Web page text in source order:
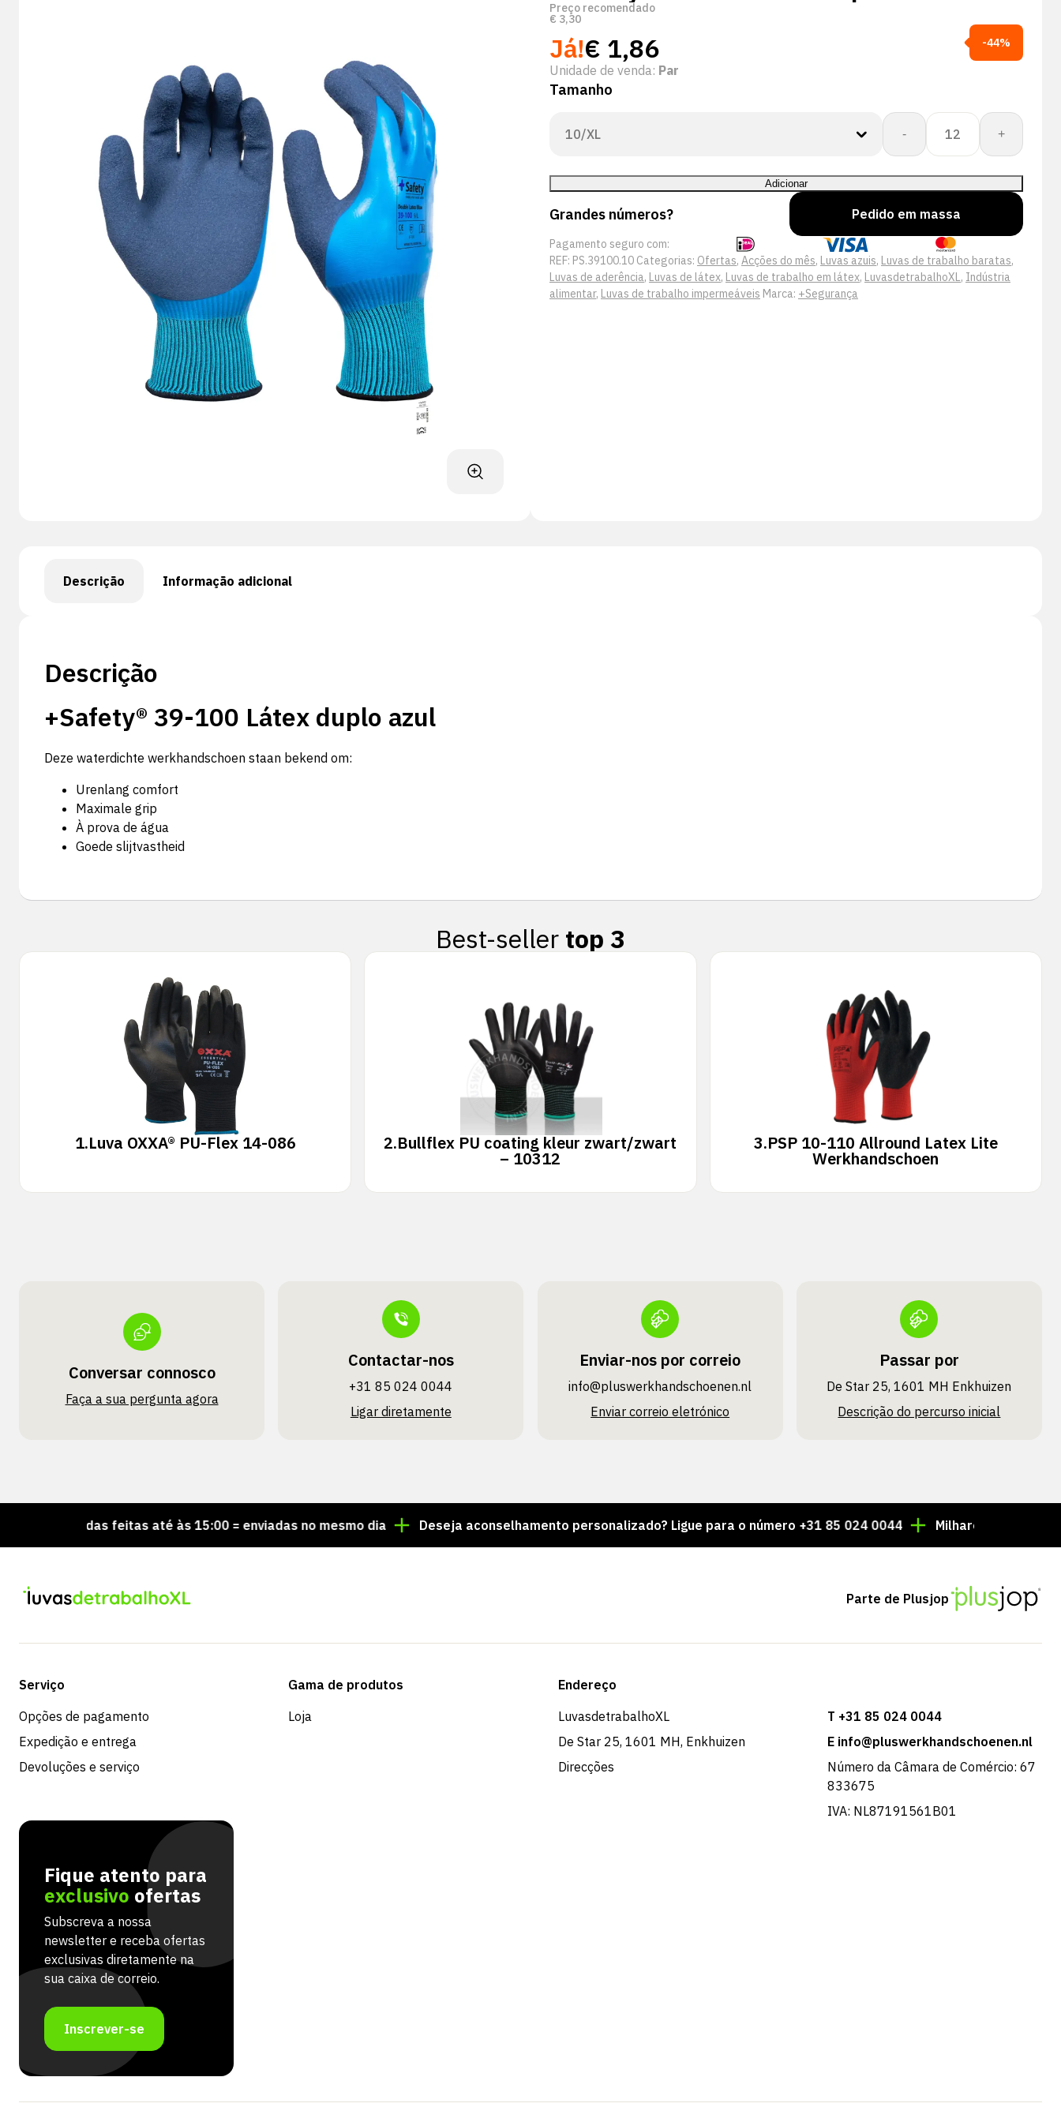
Preço recomendado
€ 3,30
Já!€ 1,86 -44%
Unidade de venda: Par
Tamanho
-
Quantidade
+Safety®
39-
100
Double
Latex
Blue
+
Adicionar
Grandes números? Pedido em massa
Pagamento seguro com:
REF: PS.39100.10 Categorias: Ofertas, Acções do mês, Luvas azuis, Luvas de trabalho baratas,
Luvas de aderência, Luvas de látex, Luvas de trabalho em látex, LuvasdetrabalhoXL, Indústria
alimentar, Luvas de trabalho impermeáveis Marca: +Segurança
Descrição Informação adicional
Descrição
+Safety® 39-100 Látex duplo azul
Deze waterdichte werkhandschoen staan bekend om:
Urenlang comfort
Maximale grip
À prova de água
Goede slijtvastheid
Best-seller top 3
1.Luva OXXA® PU-Flex 14-086 2.Bullflex PU coating kleur zwart/zwart
– 10312
3.PSP 10-110 Allround Latex Lite
Werkhandschoen
Conversar connosco
Faça a sua pergunta agora
Contactar-nos
+31 85 024 0044
Ligar diretamente
Enviar-nos por correio
info@pluswerk­handschoenen.nl
Enviar correio eletrónico
Passar por
De Star 25, 1601 MH Enkhuizen
Descrição do percurso inicial
feitas até às 15:00 = enviadas no mesmo dia Deseja aconselhamento personalizado? Ligue para o número +31 85 024 0044 Milhares de artigos sempre
Parte de Plusjop
Serviço
Opções de pagamento
Expedição e entrega
Devoluções e serviço
Gama de produtos
Loja
Endereço
LuvasdetrabalhoXL
De Star 25, 1601 MH, Enkhuizen
Direcções
T +31 85 024 0044
E info@pluswerkhandschoenen.nl
Número da Câmara de Comércio: 67
833675
IVA: NL87191561B01
Fique atento para
exclusivo ofertas
Subscreva a nossa
newsletter e receba ofertas
exclusivas diretamente na
sua caixa de correio.
Inscrever-se